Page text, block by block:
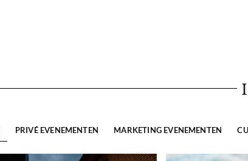
PRIVÉ EVENEMENTEN MARKETING EVENEMENTEN